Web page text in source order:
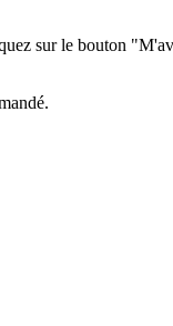
sur le bouton